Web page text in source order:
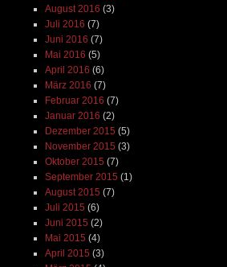
August 2016 (3)
Juli 2016 (7)
Juni 2016 (7)
Mai 2016 (5)
April 2016 (6)
März 2016 (7)
Februar 2016 (7)
Januar 2016 (2)
Dezember 2015 (5)
November 2015 (3)
Oktober 2015 (7)
September 2015 (1)
August 2015 (7)
Juli 2015 (6)
Juni 2015 (2)
Mai 2015 (4)
April 2015 (3)